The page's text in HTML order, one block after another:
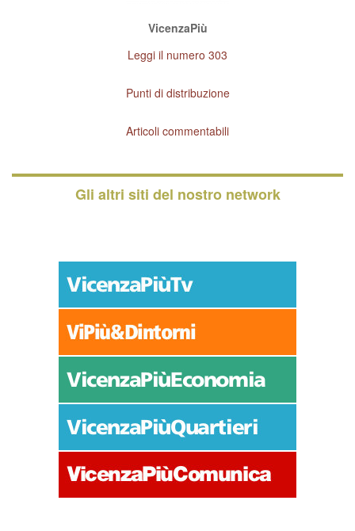
VicenzaPiù
Leggi il numero 303
Punti di distribuzione
Articoli commentabili
Gli altri siti del nostro network